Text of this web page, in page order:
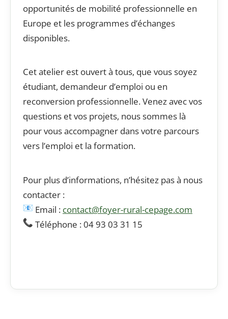
opportunités de mobilité professionnelle en
Europe et les programmes d’échanges
disponibles.
Cet atelier est ouvert à tous, que vous soyez
étudiant, demandeur d’emploi ou en
reconversion professionnelle. Venez avec vos
questions et vos projets, nous sommes là
pour vous accompagner dans votre parcours
vers l’emploi et la formation.
Pour plus d’informations, n’hésitez pas à nous
contacter :
Email : contact@foyer-rural-cepage.com
Téléphone :04 93 03 31 15